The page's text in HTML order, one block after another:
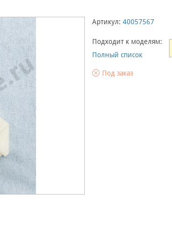
Артикул: 40057567
Подходит к моделям:
Полный список
Под заказ